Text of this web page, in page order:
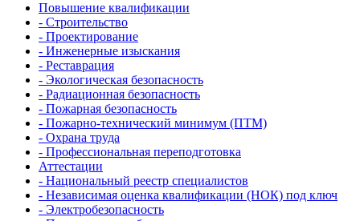
Повышение квалификации
- Строительство
- Проектирование
- Инженерные изыскания
- Реставрация
- Экологическая безопасность
- Радиационная безопасность
- Пожарная безопасность
- Пожарно-технический минимум (ПТМ)
- Охрана труда
- Профессиональная переподготовка
Аттестации
- Национальный реестр специалистов
- Независимая оценка квалификации (НОК) под ключ
- Электробезопасность